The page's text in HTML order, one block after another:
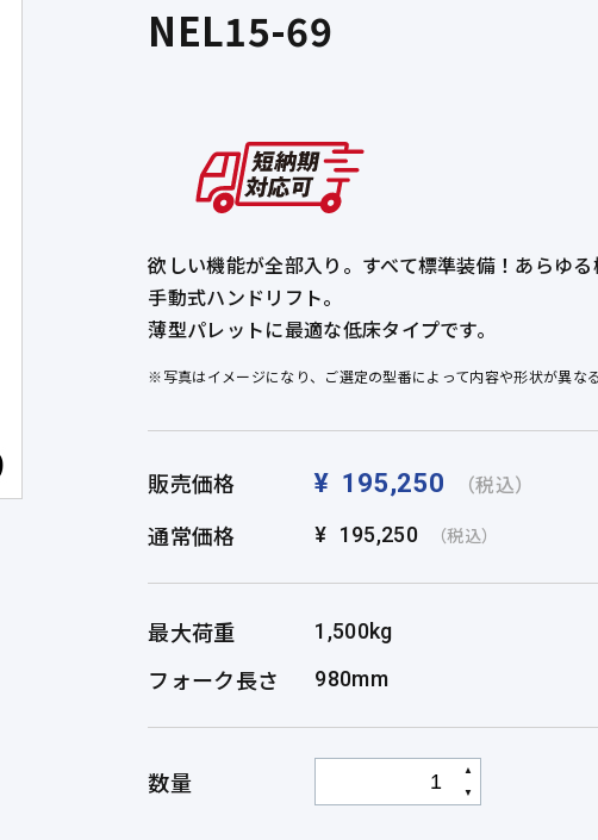
NEL15-69
欲しい機能が全部入り。すべて標準装備！あらゆ
手動式ハンドリフト。
薄型パレットに最適な低床タイプです。
※写真はイメージになり、ご選定の型番によって内容や形状が異な
販売価格 ¥ 195,250 （税込）
通常価格 ¥ 195,250 （税込）
最大荷重 1,500kg
フォーク長さ 980mm
数量 ▲
▼